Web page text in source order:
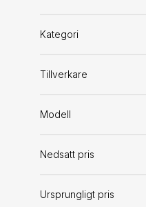
Kategori
Tillverkare
Modell
Nedsatt pris
Ursprungligt pris